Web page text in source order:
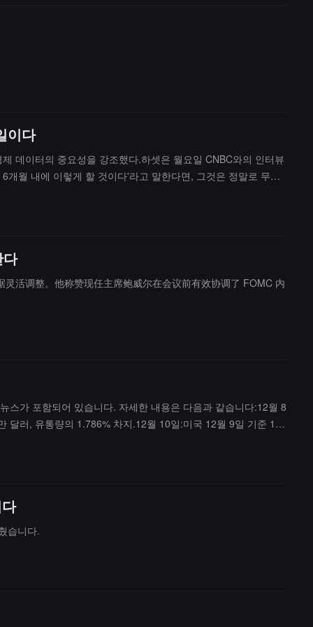
이다
데이터의 중요성을 강조했다.하셋은 월요일 CNBC와의 인터뷰
월 내에 이렇게 할 것이다'라고 말한다면, 그것은 정말로 무책
活调整。他称赞现任主席鲍威尔在会议前有效协调了 FOMC 内
스가 포함되어 있습니다. 자세한 내용은 다음과 같습니다:12월 8
달러, 유통량의 1.786% 차지.12월 10일:미국 12월 9일 기준 10
공유 버튼이 있어 사용자가 중요한 이벤트를 선택하여 공유할
습니다.